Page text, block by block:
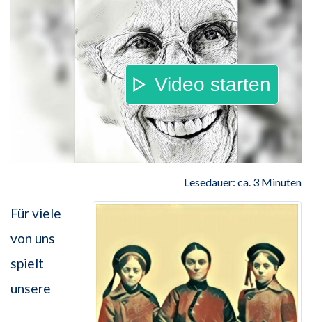
Video starten
Lesedauer: ca. 3 Minuten
Für viele
von uns
spielt
unsere